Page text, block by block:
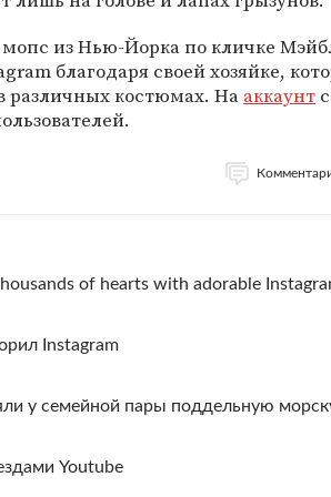
из Нью-Йорка по кличке
благодаря своей хозяйке,
различных костюмах. На аккаунт
of hearts with adorable
Instagram
у семейной пары поддельную
Youtube